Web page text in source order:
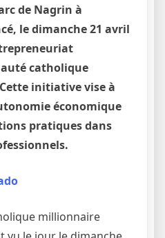
de Nagrin à
le dimanche 21 avril
catholique
initiative vise à
économique
pratiques dans
millionnaire